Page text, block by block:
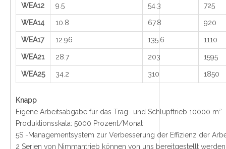
WEA12 9.5 54.3 725
WEA14 10.8 67.8 920
WEA17 12.96 135.6 1110
WEA21 28.7 203 1595
WEA25 34.2 310 1850
Knapp
Eigene Arbeitsabgabe für das Trag- und Schlupftrieb 10000 m²
Produktionsskala: 5000 Prozent/Monat
5S -Managementsystem zur Verbesserung der Effizienz der
2 Serien von Nimmantrieb können von uns bereitgestellt